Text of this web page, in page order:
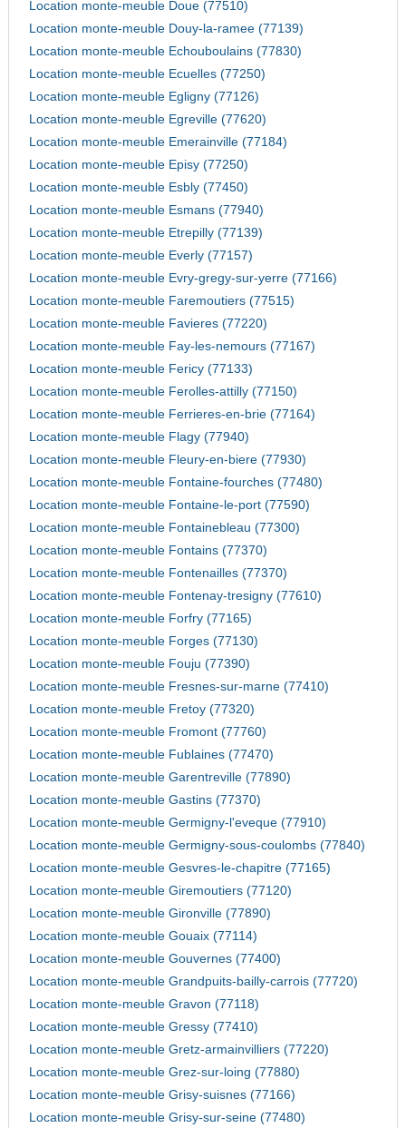
Location monte-meuble Doue (77510)
Location monte-meuble Douy-la-ramee (77139)
Location monte-meuble Echouboulains (77830)
Location monte-meuble Ecuelles (77250)
Location monte-meuble Egligny (77126)
Location monte-meuble Egreville (77620)
Location monte-meuble Emerainville (77184)
Location monte-meuble Episy (77250)
Location monte-meuble Esbly (77450)
Location monte-meuble Esmans (77940)
Location monte-meuble Etrepilly (77139)
Location monte-meuble Everly (77157)
Location monte-meuble Evry-gregy-sur-yerre (77166)
Location monte-meuble Faremoutiers (77515)
Location monte-meuble Favieres (77220)
Location monte-meuble Fay-les-nemours (77167)
Location monte-meuble Fericy (77133)
Location monte-meuble Ferolles-attilly (77150)
Location monte-meuble Ferrieres-en-brie (77164)
Location monte-meuble Flagy (77940)
Location monte-meuble Fleury-en-biere (77930)
Location monte-meuble Fontaine-fourches (77480)
Location monte-meuble Fontaine-le-port (77590)
Location monte-meuble Fontainebleau (77300)
Location monte-meuble Fontains (77370)
Location monte-meuble Fontenailles (77370)
Location monte-meuble Fontenay-tresigny (77610)
Location monte-meuble Forfry (77165)
Location monte-meuble Forges (77130)
Location monte-meuble Fouju (77390)
Location monte-meuble Fresnes-sur-marne (77410)
Location monte-meuble Fretoy (77320)
Location monte-meuble Fromont (77760)
Location monte-meuble Fublaines (77470)
Location monte-meuble Garentreville (77890)
Location monte-meuble Gastins (77370)
Location monte-meuble Germigny-l'eveque (77910)
Location monte-meuble Germigny-sous-coulombs (77840)
Location monte-meuble Gesvres-le-chapitre (77165)
Location monte-meuble Giremoutiers (77120)
Location monte-meuble Gironville (77890)
Location monte-meuble Gouaix (77114)
Location monte-meuble Gouvernes (77400)
Location monte-meuble Grandpuits-bailly-carrois (77720)
Location monte-meuble Gravon (77118)
Location monte-meuble Gressy (77410)
Location monte-meuble Gretz-armainvilliers (77220)
Location monte-meuble Grez-sur-loing (77880)
Location monte-meuble Grisy-suisnes (77166)
Location monte-meuble Grisy-sur-seine (77480)